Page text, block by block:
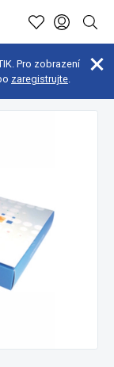
Pro zobrazení
zaregistrujte.